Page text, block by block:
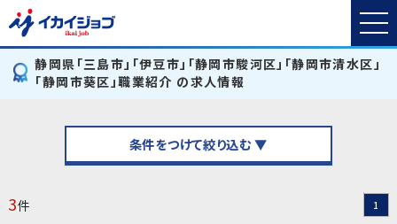
静岡県「三島市」「伊豆市」「静岡市駿河区」「静岡市清水区」
「静岡市葵区」職業紹介 の求人情報
条件をつけて絞り込む ▼
3件 1